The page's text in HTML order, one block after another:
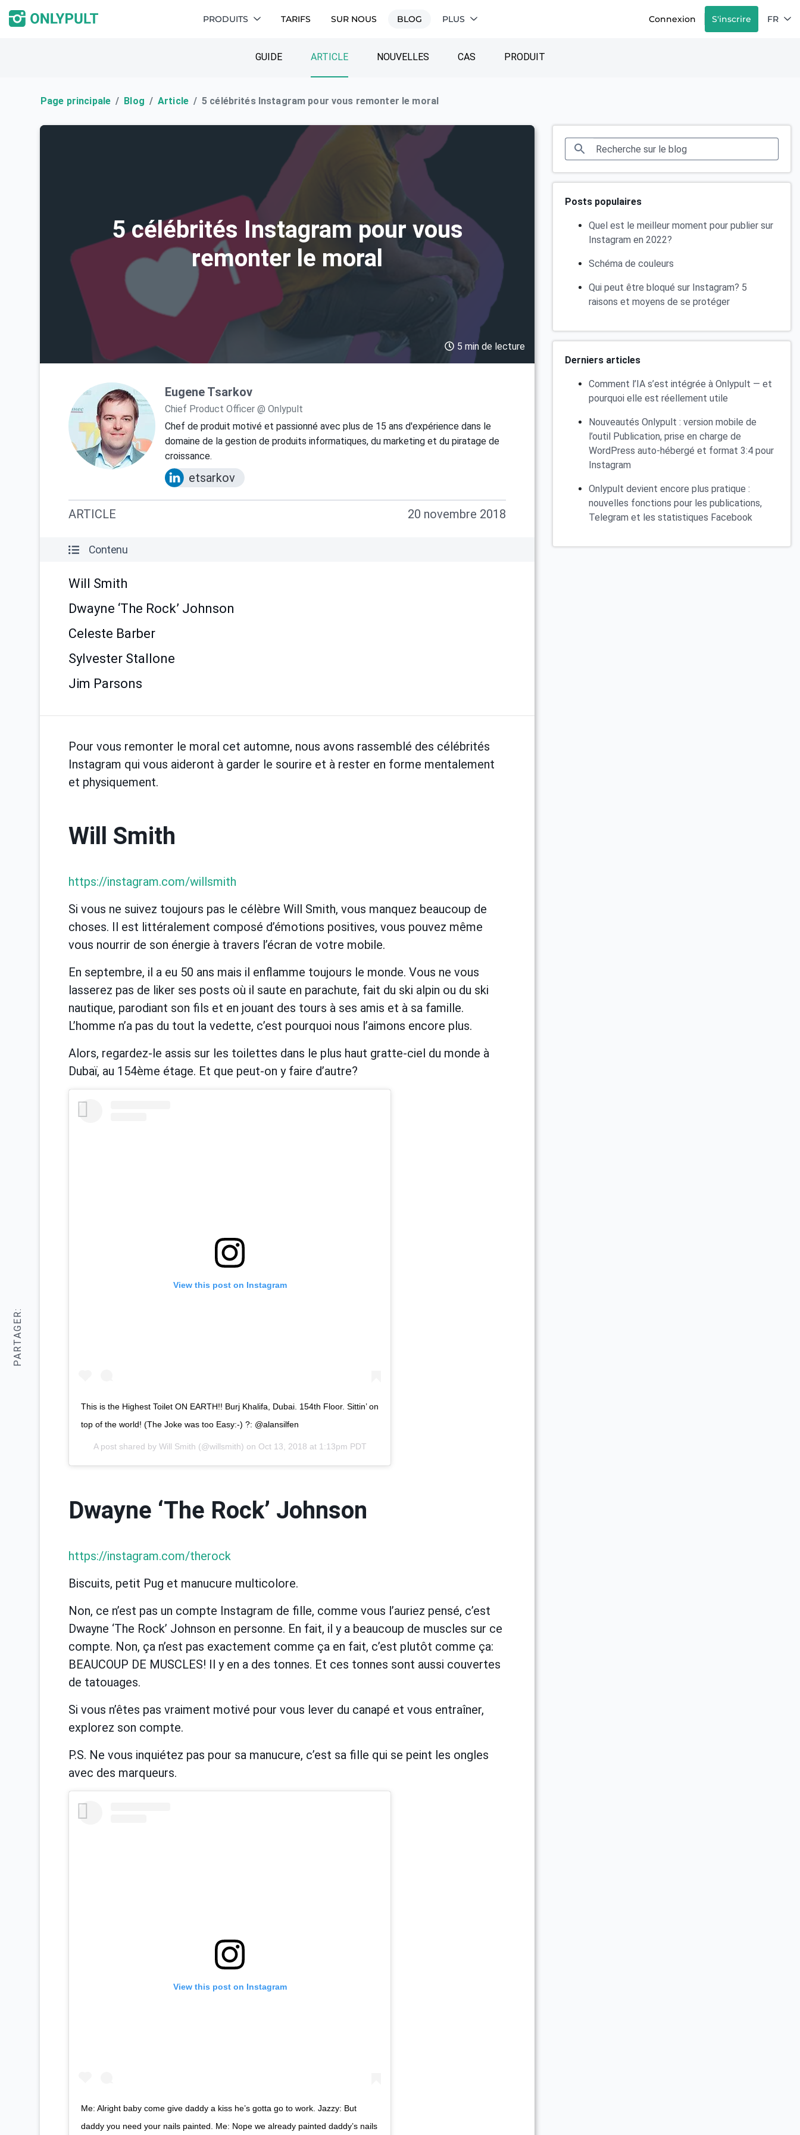
PRODUITS TARIFS SUR NOUS BLOG PLUS Connexion S'inscrire FR
GUIDE ARTICLE NOUVELLES CAS PRODUIT
Page principale Blog Article 5 célébrités Instagram pour vous remonter le moral
PARTAGER:
5 célébrités Instagram pour vous
remonter le moral
5 min de lecture
Eugene Tsarkov
Chief Product Officer @ Onlypult
Chef de produit motivé et passionné avec plus de 15 ans d'expérience dans le
domaine de la gestion de produits informatiques, du marketing et du piratage de
croissance.
etsarkov
ARTICLE 20 novembre 2018
Contenu
Will Smith
Dwayne ‘The Rock’ Johnson
Celeste Barber
Sylvester Stallone
Jim Parsons
Pour vous remonter le moral cet automne, nous avons rassemblé des célébrités
Instagram qui vous aideront à garder le sourire et à rester en forme mentalement
et physiquement.
Will Smith
https://instagram.com/willsmith
Si vous ne suivez toujours pas le célèbre Will Smith, vous manquez beaucoup de
choses. Il est littéralement composé d’émotions positives, vous pouvez même
vous nourrir de son énergie à travers l’écran de votre mobile.
En septembre, il a eu 50 ans mais il enflamme toujours le monde. Vous ne vous
lasserez pas de liker ses posts où il saute en parachute, fait du ski alpin ou du ski
nautique, parodiant son fils et en jouant des tours à ses amis et à sa famille.
L’homme n’a pas du tout la vedette, c’est pourquoi nous l’aimons encore plus.
Alors, regardez-le assis sur les toilettes dans le plus haut gratte-ciel du monde à
Dubaï, au 154ème étage. Et que peut-on y faire d’autre?
View this post on Instagram
This is the Highest Toilet ON EARTH!! Burj Khalifa, Dubai. 154th Floor. Sittin’ on
top of the world! (The Joke was too Easy:-) ?: @alansilfen
A post shared by Will Smith (@willsmith) on Oct 13, 2018 at 1:13pm PDT
Dwayne ‘The Rock’ Johnson
https://instagram.com/therock
Biscuits, petit Pug et manucure multicolore.
Non, ce n’est pas un compte Instagram de fille, comme vous l’auriez pensé, c’est
Dwayne ‘The Rock’ Johnson en personne. En fait, il y a beaucoup de muscles sur ce
compte. Non, ça n’est pas exactement comme ça en fait, c’est plutôt comme ça:
BEAUCOUP DE MUSCLES! Il y en a des tonnes. Et ces tonnes sont aussi couvertes
de tatouages.
Si vous n’êtes pas vraiment motivé pour vous lever du canapé et vous entraîner,
explorez son compte.
P.S. Ne vous inquiétez pas pour sa manucure, c’est sa fille qui se peint les ongles
avec des marqueurs.
View this post on Instagram
Me: Alright baby come give daddy a kiss he’s gotta go to work. Jazzy: But
daddy you need your nails painted. Me: Nope we already painted daddy’s nails
Posts populaires
Quel est le meilleur moment pour publier sur
Instagram en 2022?
Schéma de couleurs
Qui peut être bloqué sur Instagram? 5
raisons et moyens de se protéger
Derniers articles
Comment l’IA s’est intégrée à Onlypult — et
pourquoi elle est réellement utile
Nouveautés Onlypult : version mobile de
l’outil Publication, prise en charge de
WordPress auto-hébergé et format 3:4 pour
Instagram
Onlypult devient encore plus pratique :
nouvelles fonctions pour les publications,
Telegram et les statistiques Facebook